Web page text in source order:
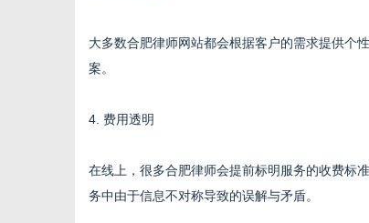
大多数合肥律师网站都会根据客户的需求提供个
案。
4. 费用透明
在线上，很多合肥律师会提前标明服务的收费标
务中由于信息不对称导致的误解与矛盾。